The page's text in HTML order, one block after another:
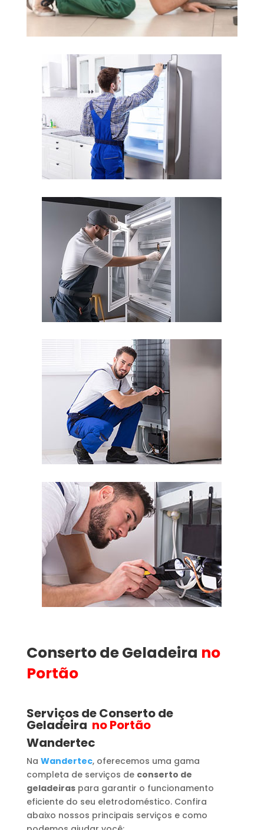
Conserto de Geladeira no
Portão
Serviços de Conserto de
Geladeira no Portão
Wandertec
Na Wandertec, oferecemos uma gama
completa de serviços de conserto de
geladeiraspara garantir o funcionamento
eficiente do seu eletrodoméstico. Confira
abaixo nossos principais serviços e como